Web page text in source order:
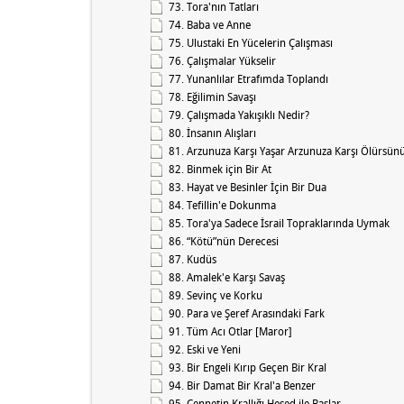
73. Tora'nın Tatları
74. Baba ve Anne
75. Ulustaki En Yücelerin Çalışması
76. Çalışmalar Yükselir
77. Yunanlılar Etrafımda Toplandı
78. Eğilimin Savaşı
79. Çalışmada Yakışıklı Nedir?
80. İnsanın Alışları
81. Arzunuza Karşı Yaşar Arzunuza Karşı
82. Binmek için Bir At
83. Hayat ve Besinler İçin Bir Dua
84. Tefillin'e Dokunma
85. Tora'ya Sadece İsrail Topraklarında Uymak
86. “Kötü”nün Derecesi
87. Kudüs
88. Amalek'e Karşı Savaş
89. Sevinç ve Korku
90. Para ve Şeref Arasındaki Fark
91. Tüm Acı Otlar [Maror]
92. Eski ve Yeni
93. Bir Engeli Kırıp Geçen Bir Kral
94. Bir Damat Bir Kral'a Benzer